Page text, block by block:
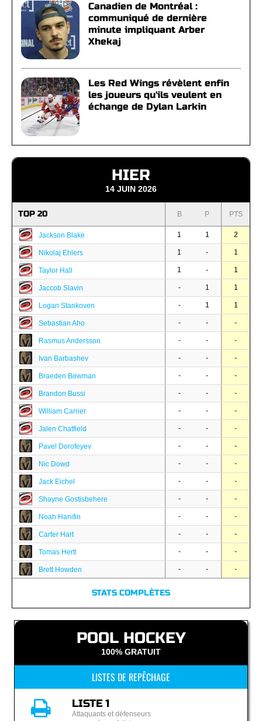
Canadien de Montréal :
communiqué de dernière
minute impliquant Arber
Xhekaj
Les Red Wings révèlent enfin
les joueurs qu'ils veulent en
échange de Dylan Larkin
HIER
14 JUIN 2026
TOP 20 B P PTS
Jackson Blake 1 1 2
Nikolaj Ehlers 1 - 1
Taylor Hall 1 - 1
Jaccob Slavin - 1 1
Logan Stankoven - 1 1
Sebastian Aho - - -
Rasmus Andersson - - -
Ivan Barbashev - - -
Braeden Bowman - - -
Brandon Bussi - - -
William Carrier - - -
Jalen Chatfield - - -
Pavel Dorofeyev - - -
Nic Dowd - - -
Jack Eichel - - -
Shayne Gostisbehere - - -
Noah Hanifin - - -
Carter Hart - - -
Tomas Hertl - - -
Brett Howden - - -
STATS COMPLÈTES
POOL HOCKEY
100% GRATUIT
LISTES DE REPÊCHAGE
LISTE 1
Attaquants et défenseurs